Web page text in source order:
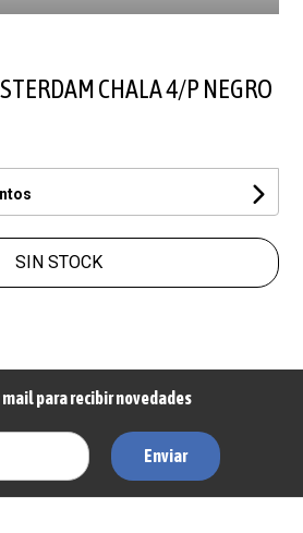
CHALA 4/P NEGRO
SIN STOCK
mail para recibir novedades
Enviar